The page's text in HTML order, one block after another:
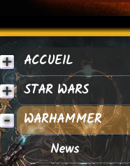
ACCUEIL
STAR WARS
WARHAMMER
News